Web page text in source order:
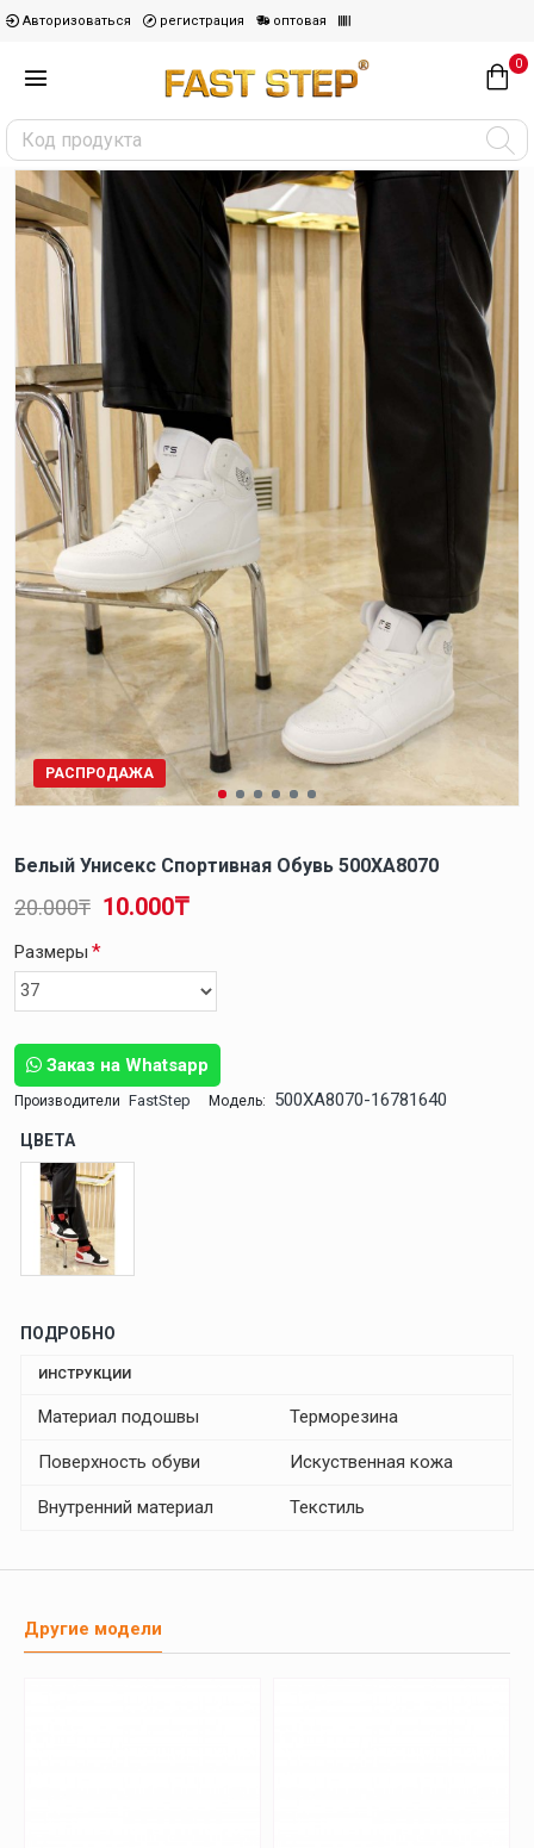
Авторизоваться регистрация оптовая
0
РАСПРОДАЖА
Белый Унисекс Спортивная Обувь 500XA8070
Заказ на Whatsapp
Производители FastStep Модель: 500XA8070-16781640
10.000₸
20.000₸
Размеры
ЦВЕТА
ПОДРОБНО
ИНСТРУКЦИИ
Материал подошвы Терморезина
Поверхность обуви Искуственная кожа
Внутренний материал Текстиль
Другие модели